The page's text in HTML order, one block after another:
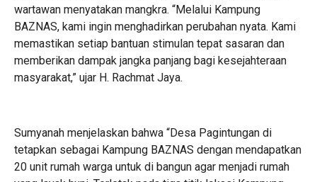
wartawan menyatakan mangkra. “Melalui Kampung
BAZNAS, kami ingin menghadirkan perubahan nyata. Kami
memastikan setiap bantuan stimulan tepat sasaran dan
memberikan dampak jangka panjang bagi kesejahteraan
masyarakat,” ujar H. Rachmat Jaya.
Sumyanah menjelaskan bahwa “Desa Pagintungan di
tetapkan sebagai Kampung BAZNAS dengan mendapatkan
20 unit rumah warga untuk di bangun agar menjadi rumah